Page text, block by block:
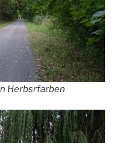
Herbsrfarben